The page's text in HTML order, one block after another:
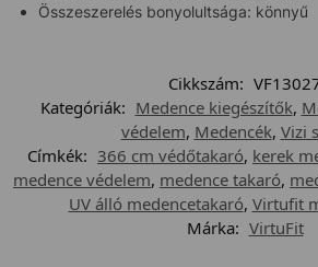
Összeszerelés bonyolultsága: könnyű
Cikkszám:
Kategóriák: Medence kiegészítők,
védelem, Medencék, Vizi
Címkék: 366 cm védőtakaró, kerek
medence védelem, medence takaró,
UV álló medencetakaró, Virtufit
Márka: VirtuFit